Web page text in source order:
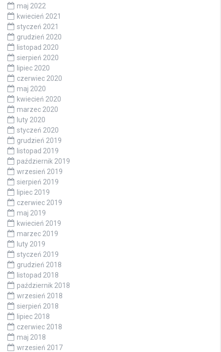
maj 2022
kwiecień 2021
styczeń 2021
grudzień 2020
listopad 2020
sierpień 2020
lipiec 2020
czerwiec 2020
maj 2020
kwiecień 2020
marzec 2020
luty 2020
styczeń 2020
grudzień 2019
listopad 2019
październik 2019
wrzesień 2019
sierpień 2019
lipiec 2019
czerwiec 2019
maj 2019
kwiecień 2019
marzec 2019
luty 2019
styczeń 2019
grudzień 2018
listopad 2018
październik 2018
wrzesień 2018
sierpień 2018
lipiec 2018
czerwiec 2018
maj 2018
wrzesień 2017